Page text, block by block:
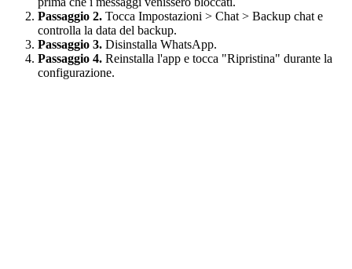
Passaggio 2. Tocca Impostazioni > Chat > Backup chat e
controlla la data del backup.
Passaggio 3. Disinstalla WhatsApp.
Passaggio 4. Reinstalla l'app e tocca "Ripristina" durante la
configurazione.